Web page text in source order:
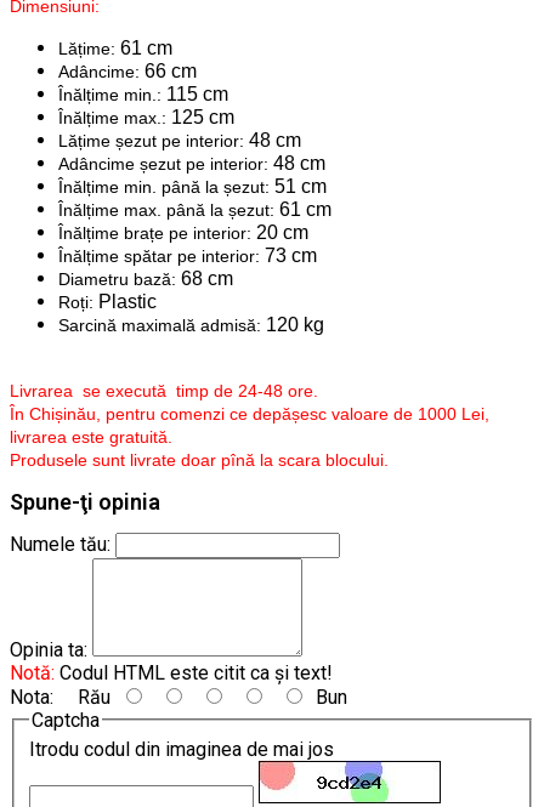
Dimensiuni:
Lățime: 61 cm
Adâncime: 66 cm
Înălțime min.: 115 cm
Înălțime max.: 125 cm
Lățime șezut pe interior: 48 cm
Adâncime șezut pe interior: 48 cm
Înălțime min. până la șezut: 51 cm
Înălțime max. până la șezut: 61 cm
Înălțime brațe pe interior: 20 cm
Înălțime spătar pe interior: 73 cm
Diametru bază: 68 cm
Roți: Plastic
Sarcină maximală admisă: 120 kg
Livrarea se execută timp de 24-48 ore.
În Chișinău, pentru comenzi ce depășesc valoare de 1000 Lei,
livrarea este gratuită.
Produsele sunt livrate doar pînă la scara blocului.
Spune-ţi opinia
Numele tău:
Opinia ta:
Notă: Codul HTML este citit ca şi text!
Nota: Rău
Bun
Captcha
Itrodu codul din imaginea de mai jos